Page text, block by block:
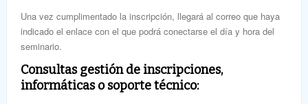
Una vez cumplimentado la inscripción, llegará al correo que haya
indicado el enlace con el que podrá conectarse el día y hora del
seminario.
Consultas gestión de inscripciones,
informáticas o soporte técnico: